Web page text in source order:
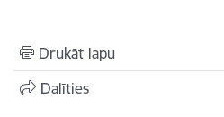
Drukāt lapu
Dalīties